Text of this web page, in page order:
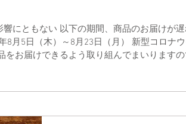
けが遅れる可能性があるこ
8月5日（木）～8月23日（月） 新型コロナウ
をお届けできるよう取り組んでまいりますの